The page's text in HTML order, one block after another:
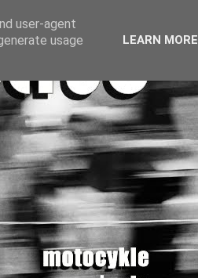
user-agent
usage
LEARN MORE